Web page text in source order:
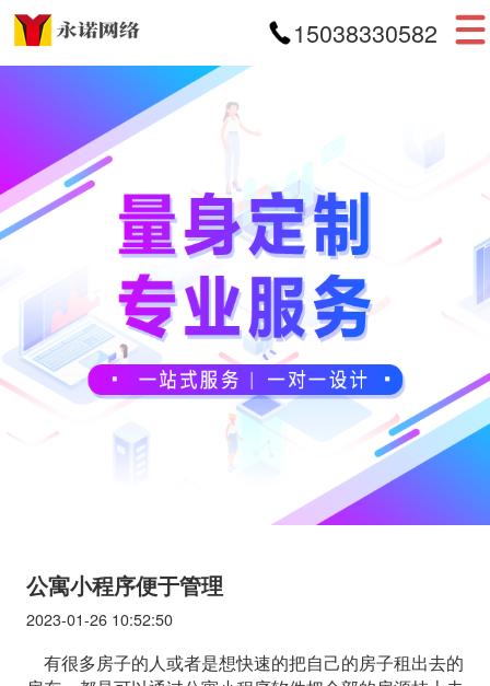
15038330582
首页
APP开发
小程序开发
案例展示
新闻资讯
关于我们
公寓小程序便于管理
2023-01-26 10:52:50
有很多房子的人或者是想快速的把自己的房子租出去的